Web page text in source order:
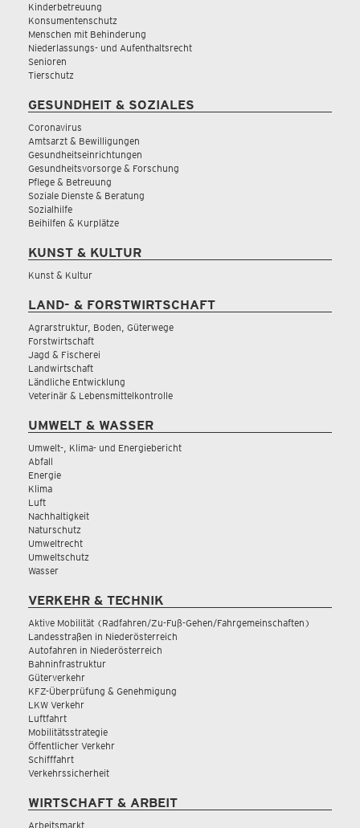
Kinderbetreuung
Konsumentenschutz
Menschen mit Behinderung
Niederlassungs- und Aufenthaltsrecht
Senioren
Tierschutz
GESUNDHEIT & SOZIALES
Coronavirus
Amtsarzt & Bewilligungen
Gesundheitseinrichtungen
Gesundheitsvorsorge & Forschung
Pflege & Betreuung
Soziale Dienste & Beratung
Sozialhilfe
Beihilfen & Kurplätze
KUNST & KULTUR
Kunst & Kultur
LAND- & FORSTWIRTSCHAFT
Agrarstruktur, Boden, Güterwege
Forstwirtschaft
Jagd & Fischerei
Landwirtschaft
Ländliche Entwicklung
Veterinär & Lebensmittelkontrolle
UMWELT & WASSER
Umwelt-, Klima- und Energiebericht
Abfall
Energie
Klima
Luft
Nachhaltigkeit
Naturschutz
Umweltrecht
Umweltschutz
Wasser
VERKEHR & TECHNIK
Aktive Mobilität (Radfahren/Zu-Fuß-Gehen/Fahrgemeinschaften)
Landesstraßen in Niederösterreich
Autofahren in Niederösterreich
Bahninfrastruktur
Güterverkehr
KFZ-Überprüfung & Genehmigung
LKW Verkehr
Luftfahrt
Mobilitätsstrategie
Öffentlicher Verkehr
Schifffahrt
Verkehrssicherheit
WIRTSCHAFT & ARBEIT
Arbeitsmarkt